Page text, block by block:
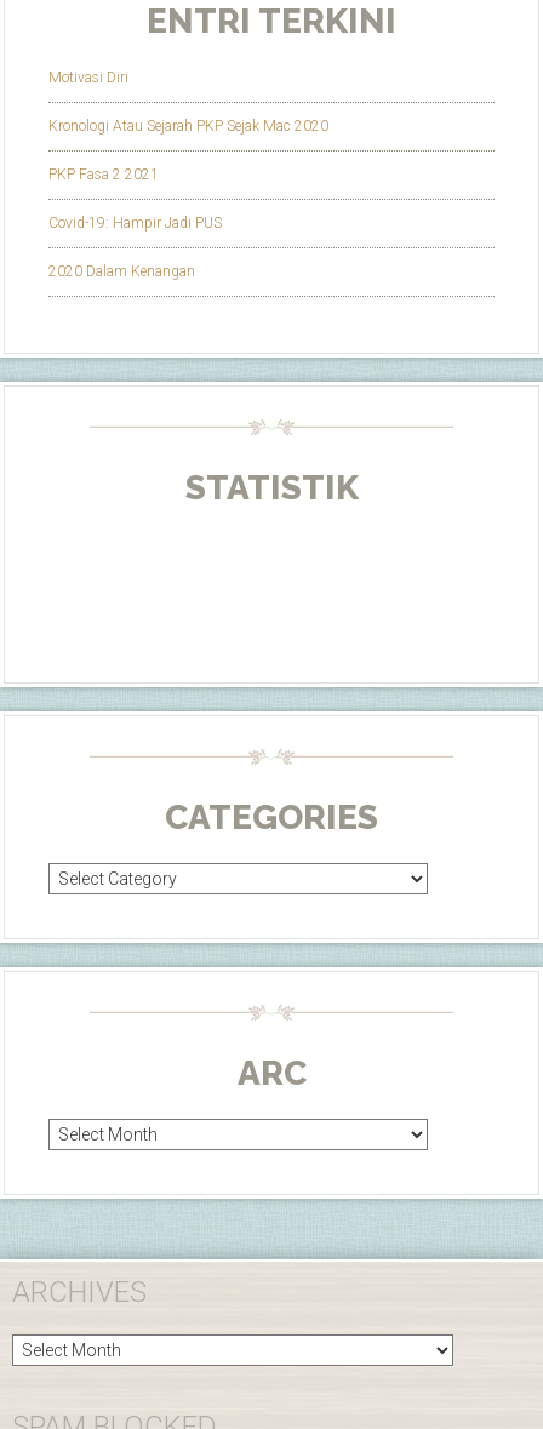
ENTRI TERKINI
Motivasi Diri
Kronologi Atau Sejarah PKP Sejak Mac 2020
PKP Fasa 2 2021
Covid-19: Hampir Jadi PUS
2020 Dalam Kenangan
STATISTIK
CATEGORIES
Categories
ARC
Arc
ARCHIVES
Archives